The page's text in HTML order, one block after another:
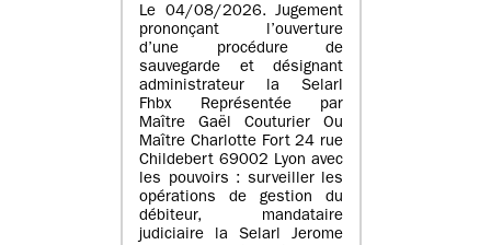
Le 04/08/2026. Jugement
prononçant l’ouverture
d’une procédure de
sauvegarde et désignant
administrateur la Selarl
Fhbx Représentée par
Maître Gaël Couturier Ou
Maître Charlotte Fort 24 rue
Childebert 69002 Lyon avec
les pouvoirs : surveiller les
opérations de gestion du
débiteur, mandataire
judiciaire la Selarl Jerome